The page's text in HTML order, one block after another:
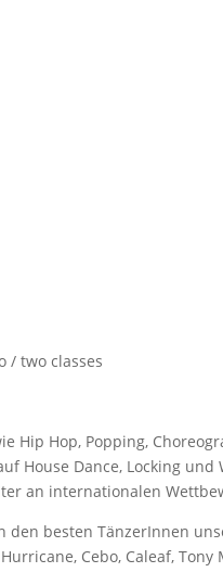
/ two classes
Hip Hop, Popping,
House Dance, Locking und
an internationalen
den besten TänzerInnen
Cebo, Caleaf,